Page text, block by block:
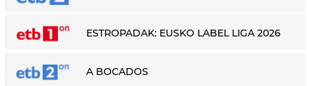
ESTROPADAK: EUSKO LABEL LIGA 2026
A BOCADOS